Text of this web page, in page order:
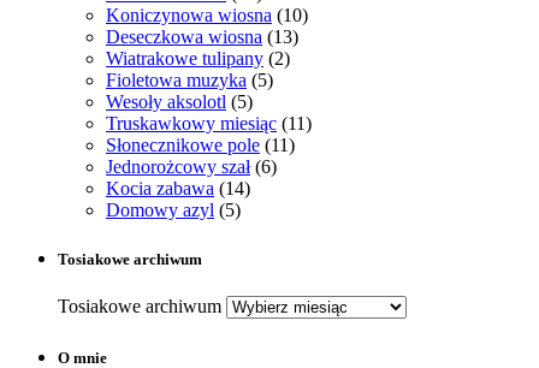
Koniczynowa wiosna (10)
Deseczkowa wiosna (13)
Wiatrakowe tulipany (2)
Fioletowa muzyka (5)
Wesoły aksolotl (5)
Truskawkowy miesiąc (11)
Słonecznikowe pole (11)
Jednorożcowy szał (6)
Kocia zabawa (14)
Domowy azyl (5)
Tosiakowe archiwum
Tosiakowe archiwum
O mnie